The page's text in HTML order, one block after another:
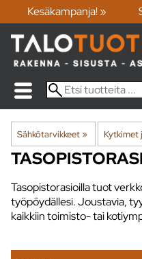
Kesäkampanja! »
Sähkötarvikkeet‪» Kytkimet
Tasopistorasioilla tuot
työpöydällesi. Joustavia,
kaikkiin toimisto- tai